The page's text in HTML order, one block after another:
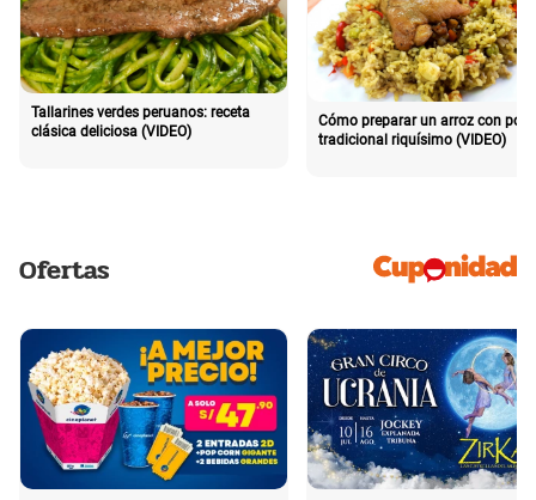
Tallarines verdes peruanos: receta
clásica deliciosa (VIDEO)
Cómo preparar un arroz con pollo
tradicional riquísimo (VIDEO)
Ofertas